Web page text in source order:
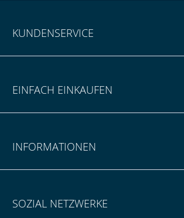
KUNDENSERVICE
EINFACH EINKAUFEN
INFORMATIONEN
SOZIAL NETZWERKE